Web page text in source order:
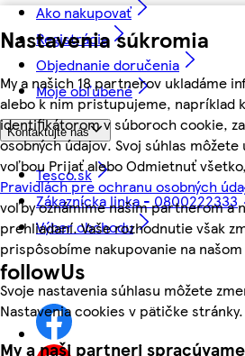
Nastavenia súkromia
My a našich 18 partnerov ukladáme
alebo k nim pristupujeme, napríklad
identifikátorom v súboroch cookie,
osobných údajov. Svoj súhlas
voľbou Prijať alebo Odmietnuť
Pravidlách pre ochranu osobných
voľby oznámime našim partnerom a
prehliadaní. Vaše rozhodnutie však
prispôsobíme nakupovanie na
Svoje nastavenia súhlasu môžete
Nastavenia cookies v pätičke stránky.
My a naši partneri
Ako nakupovať
Registrácia
Objednanie doručenia
Moje obľúbené
Kontaktujte nás
Tesco.sk
Zákaznícka linka - 0800222333
Výber obchodu
followUs